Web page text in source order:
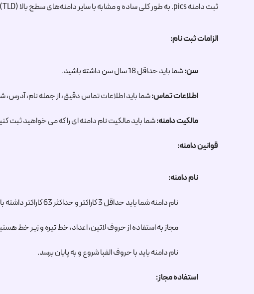
ثبت دامنه.picsبه طور کلی ساده و مشابه با سایر دامنه‌های سطح بالا (TLD) است، اما چند نکته وجود دارد که باید قبل از شروع به کار به خاطر داشته باشید:
الزامات ثبت نام:
سن:شما باید حداقل 18 سال سن داشته باشید.
اطلاعات تماس:شما باید اطلاعات تماس دقیق، از جمله نام، آدرس،
مالکیت دامنه:شما باید مالکیت نام دامنه ای را که می خواهید ثبت
قوانین دامنه:
نام دامنه:
نام دامنه شما باید حداقل 3 کاراکتر و حداکثر 63 کاراکتر داشته باشد.
مجاز به استفاده از حروف لاتین، اعداد، خط تیره و زیر خط
نام دامنه باید با حروف الفبا شروع و به پایان برسد.
استفاده مجاز: